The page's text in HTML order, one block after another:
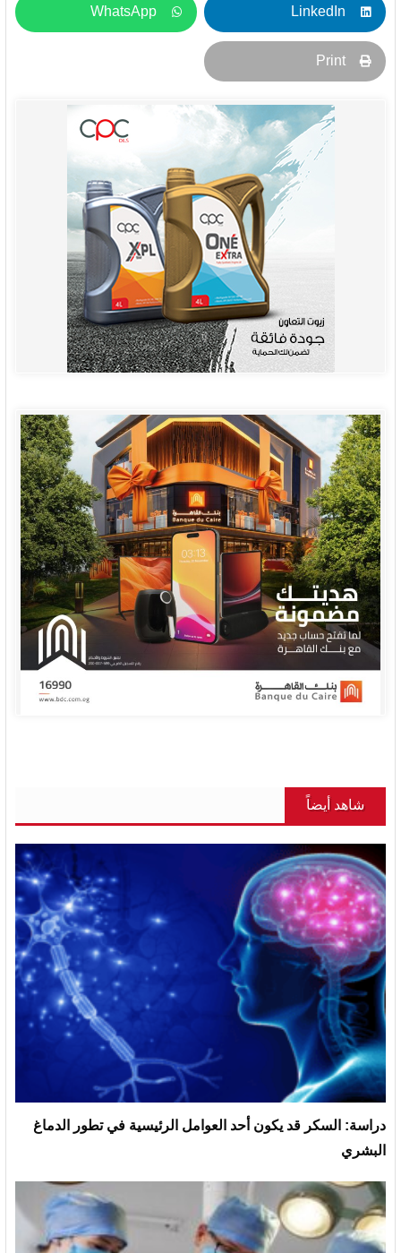
LinkedIn
WhatsApp
Print
شاهد أيضاً
دراسة: السكر قد يكون أحد العوامل الرئيسية في تطور الدماغ
البشري